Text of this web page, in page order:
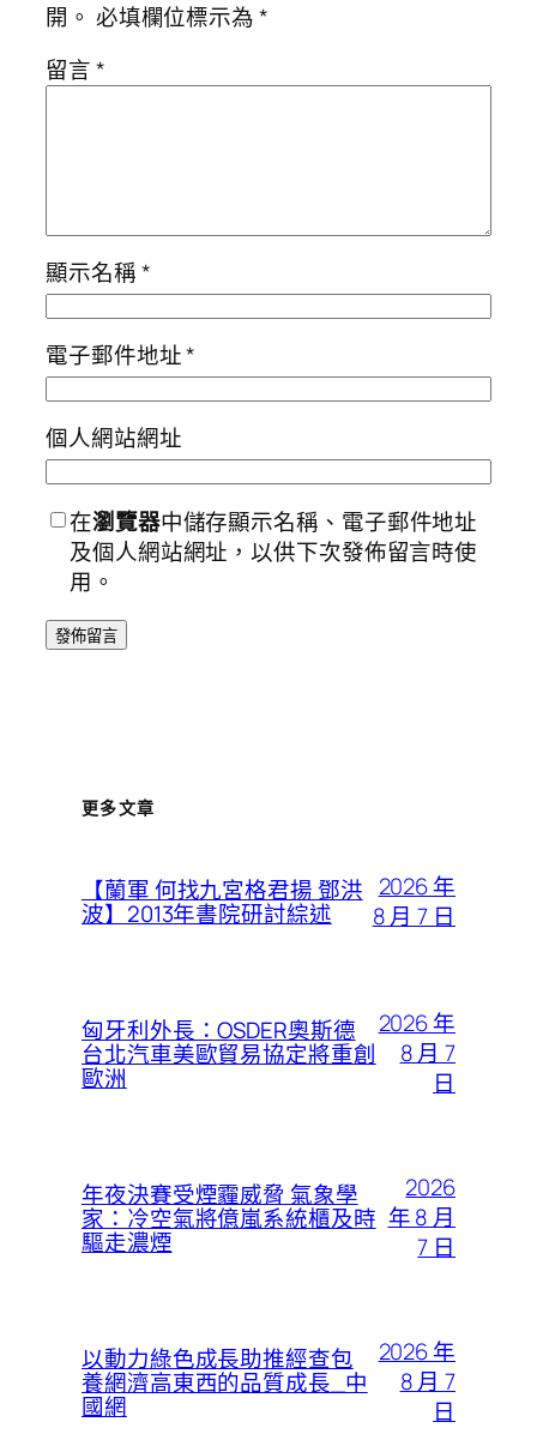
開。 必填欄位標示為*
留言*
顯示名稱*
電子郵件地址*
個人網站網址
在瀏覽器中儲存顯示名稱、電子郵件地址
及個人網站網址，以供下次發佈留言時使
用。
更多文章
【蘭軍 何找九宮格君揚 鄧洪
波】2013年書院研討綜述
2026 年
8 月 7 日
匈牙利外長：OSDER奧斯德
台北汽車美歐貿易協定將重創
歐洲
2026 年
8 月 7
日
年夜決賽受煙霾威脅 氣象學
家：冷空氣將億嵐系統櫃及時
驅走濃煙
2026
年 8 月
7 日
以動力綠色成長助推經查包
養網濟高東西的品質成長_中
國網
2026 年
8 月 7
日